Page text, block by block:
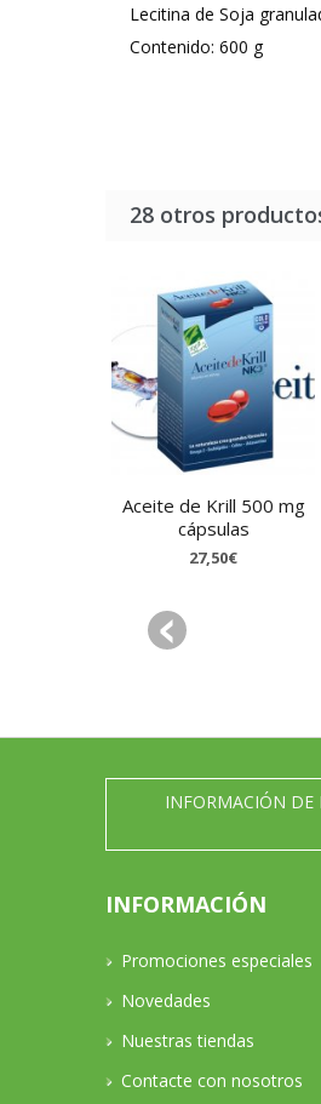
Lecitina de Soja
Contenido: 600 g
28 otros
Aceite de Krill 500 mg
cápsulas
27,50€
INFORMACIÓN DE
INFORMACIÓN
Promociones especiales
Novedades
Nuestras tiendas
Contacte con nosotros